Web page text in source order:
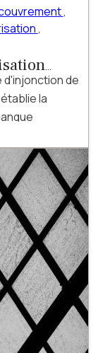
,
,
car
d'injonction de
la